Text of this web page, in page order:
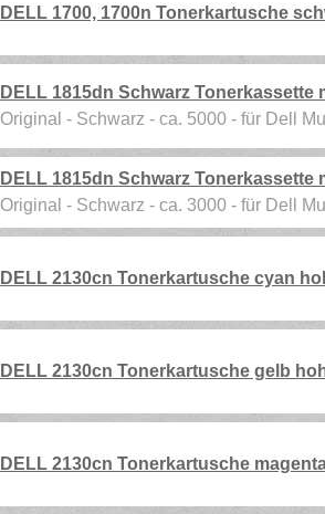
DELL 1700, 1700n Tonerkartusche
DELL 1815dn Schwarz Tonerkassette
Original - Schwarz - ca. 5000 - für Dell
DELL 1815dn Schwarz Tonerkassette
Original - Schwarz - ca. 3000 - für Dell
DELL 2130cn Tonerkartusche cyan
DELL 2130cn Tonerkartusche gelb
DELL 2130cn Tonerkartusche